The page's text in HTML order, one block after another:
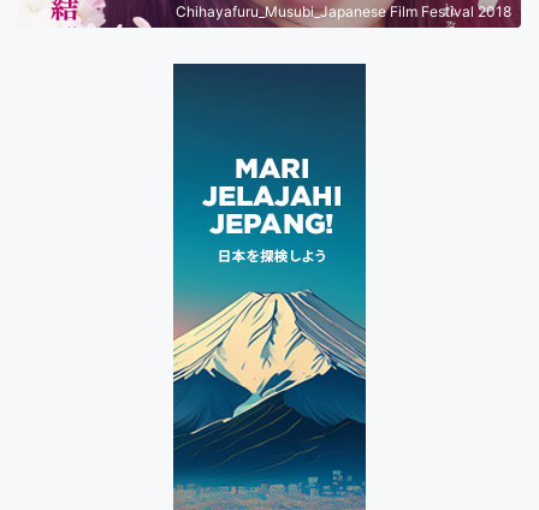
Chihayafuru_Musubi_Japanese Film Festival 2018